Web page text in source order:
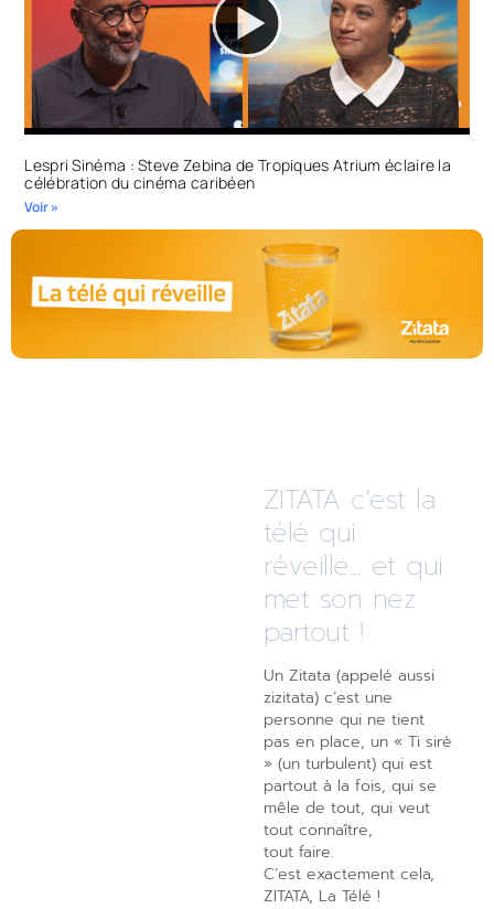
Lespri Sinéma : Steve Zebina de Tropiques Atrium éclaire la
célébration du cinéma caribéen
Voir »
ZITATA c’est la
télé qui
réveille... et qui
met son nez
partout !
Un Zitata (appelé aussi
zizitata) c’est une
personne qui ne tient
pas en place, un « Ti sirè
» (un turbulent) qui est
partout à la fois, qui se
mêle de tout, qui veut
tout connaître,
tout faire.
C’est exactement cela,
ZITATA, La Télé !